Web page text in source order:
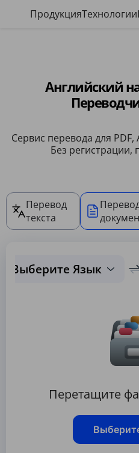
ПродукцияТехнологии
Английский
Сервис перевода для
Без регистрации,
Перевод
текста
Выберите Язык
Перетащите